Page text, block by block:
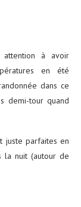
attention à avoir
en été
dans ce
demi-tour quand
juste parfaites en
nuit (autour de